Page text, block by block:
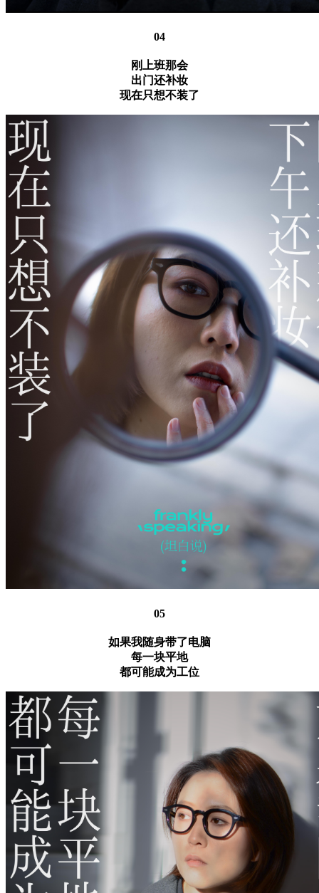
04
刚上班那会
出门还补妆
现在只想不装了
05
如果我随身带了电脑
每一块平地
都可能成为工位